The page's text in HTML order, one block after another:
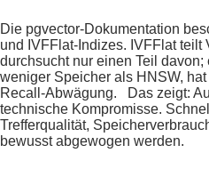
Die pgvector-Dokumentation
und IVFFlat-Indizes. IVFFlat teilt
durchsucht nur einen Teil
weniger Speicher als HNSW,
Recall-Abwägung. Das zeigt:
technische Kompromisse.
Trefferqualität,
bewusst abgewogen werden.